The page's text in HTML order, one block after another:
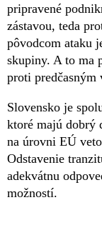
pripravené
zástavou, teda
pôvodcom ataku
skupiny. A to ma
proti predčasným
Slovensko je
ktoré majú dobrý
na úrovni EÚ
Odstavenie
adekvátnu
možností.